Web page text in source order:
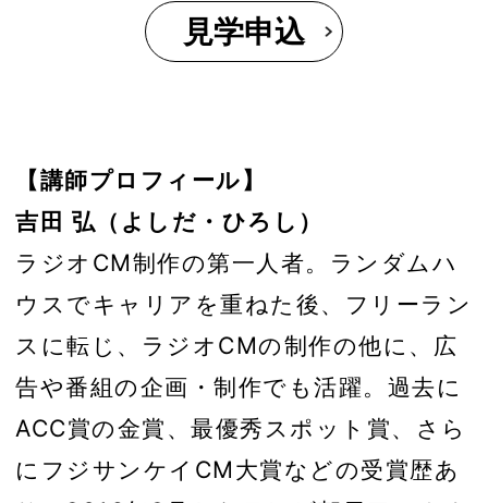
見学申込
【講師プロフィール】
吉田 弘（よしだ・ひろし）
ラジオCM制作の第一人者。ランダムハ
ウスでキャリアを重ねた後、フリーラン
スに転じ、ラジオCMの制作の他に、広
告や番組の企画・制作でも活躍。過去に
ACC賞の金賞、最優秀スポット賞、さら
にフジサンケイCM大賞などの受賞歴あ